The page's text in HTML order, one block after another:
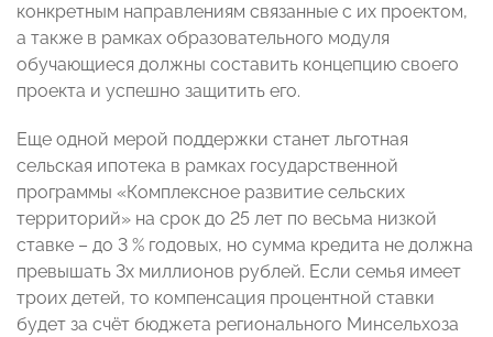
конкретным направлениям связанные с их проектом,
а также в рамках образовательного модуля
обучающиеся должны составить концепцию своего
проекта и успешно защитить его. ⠀
Еще одной мерой поддержки станет льготная
сельская ипотека в рамках государственной
программы «Комплексное развитие сельских
территорий» на срок до 25 лет по весьма низкой
ставке – до 3 % годовых, но сумма кредита не должна
превышать 3х миллионов рублей. Если семья имеет
троих детей, то компенсация процентной ставки
будет за счёт бюджета регионального Минсельхоза